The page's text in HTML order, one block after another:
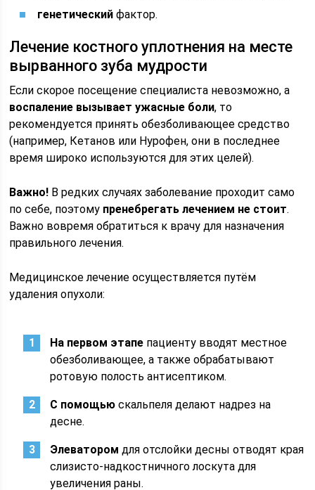
генетический фактор.
Лечение костного уплотнения на месте
вырванного зуба мудрости
Если скорое посещение специалиста невозможно, а
воспаление вызывает ужасные боли, то
рекомендуется принять обезболивающее средство
(например, Кетанов или Нурофен, они в последнее
время широко используются для этих целей).
Важно! В редких случаях заболевание проходит само
по себе, поэтому пренебрегать лечением не стоит.
Важно вовремя обратиться к врачу для назначения
правильного лечения.
Медицинское лечение осуществляется путём
удаления опухоли:
На первом этапе пациенту вводят местное
обезболивающее, а также обрабатывают
ротовую полость антисептиком.
С помощью скальпеля делают надрез на
десне.
Элеватором для отслойки десны отводят края
слизисто-надкостничного лоскута для
увеличения раны.